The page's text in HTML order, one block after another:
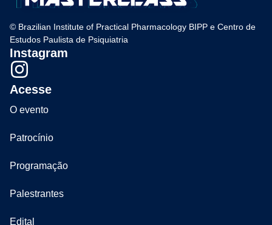
© Brazilian Institute of Practical Pharmacology BIPP e Centro de
Estudos Paulista de Psiquiatria
Acesse
O evento
Patrocínio
Programação
Palestrantes
Edital
Instagram